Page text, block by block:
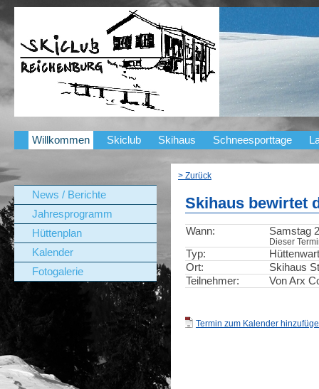
Willkommen Skiclub Skihaus Schneesporttage
News / Berichte
Jahresprogramm
Hüttenplan
Kalender
Fotogalerie
> Zurück
Skihaus bewirtet
Wann: Samstag
Dieser
Typ:
Hüttenwart
Ort:
Skihaus
Teilnehmer:
Von Arx
Termin zum Kalender